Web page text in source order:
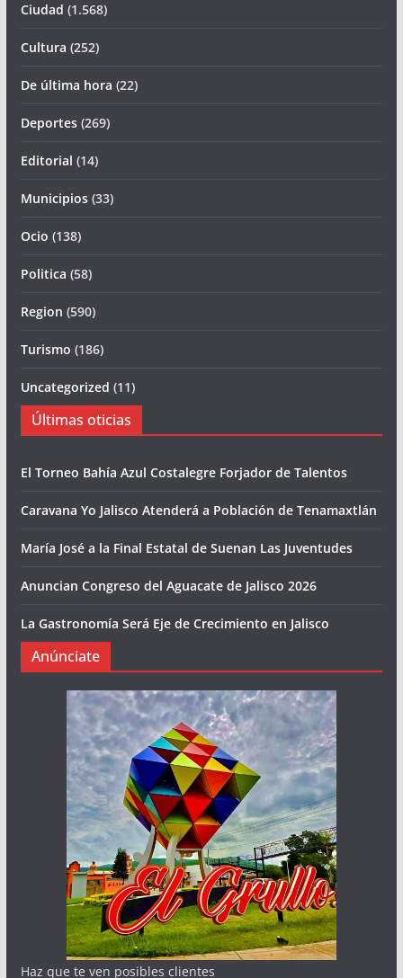
Ciudad (1.568)
Cultura (252)
De última hora (22)
Deportes(269)
Editorial (14)
Municipios(33)
Ocio (138)
Politica (58)
Region (590)
Turismo (186)
Uncategorized (11)
Últimas oticias
El Torneo Bahía Azul Costalegre Forjador de Talentos
Caravana Yo Jalisco Atenderá a Población de Tenamaxtlán
María José a la Final Estatal de Suenan Las Juventudes
Anuncian Congreso del Aguacate de Jalisco 2026
La Gastronomía Será Eje de Crecimiento en Jalisco
Anúnciate
Haz que te ven posibles clientes